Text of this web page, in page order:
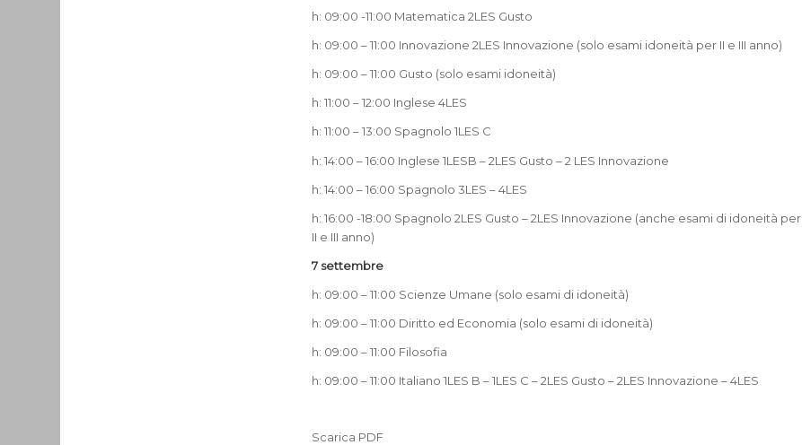
h: 09:00 -11:00 Matematica 2LES Gusto
h: 09:00 – 11:00 Innovazione 2LES Innovazione (solo esami idoneità per II e III anno)
h: 09:00 – 11:00 Gusto (solo esami idoneità)
h: 11:00 – 12:00 Inglese 4LES
h: 11:00 – 13:00 Spagnolo 1LES C
h: 14:00 – 16:00 Inglese 1LESB – 2LES Gusto – 2 LES Innovazione
h: 14:00 – 16:00 Spagnolo 3LES – 4LES
h: 16:00 -18:00 Spagnolo 2LES Gusto – 2LES Innovazione (anche esami di idoneità per
II e III anno)
7 settembre
h: 09:00 – 11:00 Scienze Umane (solo esami di idoneità)
h: 09:00 – 11:00 Diritto ed Economia (solo esami di idoneità)
h: 09:00 – 11:00 Filosofia
h: 09:00 – 11:00 Italiano 1LES B – 1LES C – 2LES Gusto – 2LES Innovazione – 4LES
Scarica PDF